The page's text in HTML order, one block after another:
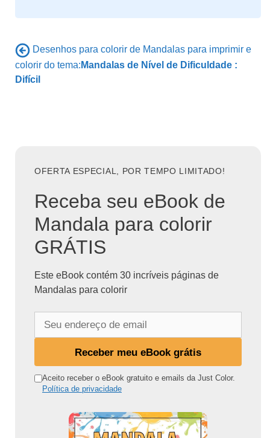
Desenhos para colorir de Mandalas para imprimir e
colorir do tema: Mandalas de Nível de Dificuldade :
Difícil
OFERTA ESPECIAL, POR TEMPO LIMITADO!
Receba seu eBook de
Mandala para colorir
GRÁTIS
Este eBook contém 30 incríveis páginas de
Mandalas para colorir
n
Receber meu eBook grátis
Aceito receber o eBook gratuito e emails da Just Color.
Política de privacidade